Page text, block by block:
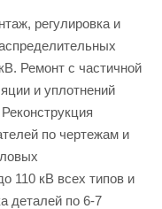
регулировка и
Ремонт с частичной
и уплотнений
по чертежам и
110 кВ всех типов и
деталей по 6-7